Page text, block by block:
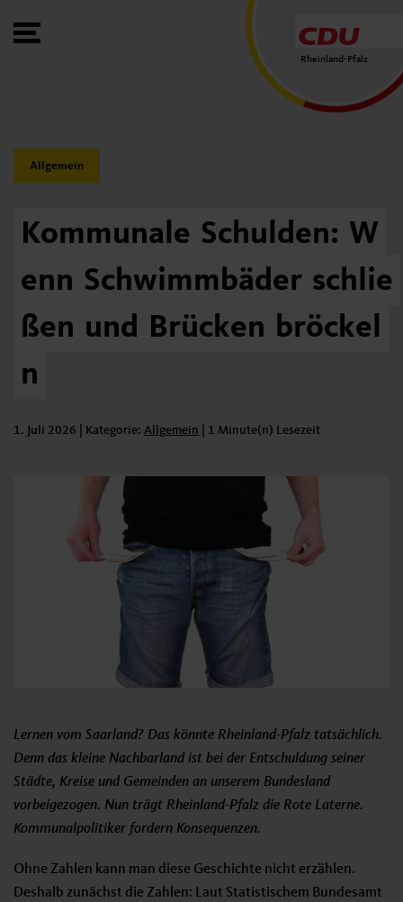
Toggle Menu
Rheinland-Pfalz
Category:
Allgemein
Kommunale Schulden: W
enn Schwimmbäder schlie
ßen und Brücken bröckel
n
1. Juli 2026 | Kategorie: Kategorie:
Allgemein 1 Minute(n) Lesezeit
Lernen vom Saarland? Das könnte Rheinland-Pfalz tatsächlich.
Denn das kleine Nachbarland ist bei der Entschuldung seiner
Städte, Kreise und Gemeinden an unserem Bundesland
vorbeigezogen. Nun trägt Rheinland-Pfalz die Rote Laterne.
Kommunalpolitiker fordern Konsequenzen.
Ohne Zahlen kann man diese Geschichte nicht erzählen.
Deshalb zunächst die Zahlen: Laut Statistischem Bundesamt